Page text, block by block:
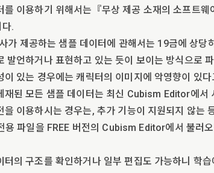
를 이용하기 위해서는『무상 제공 소재의 소프트
.
가 제공하는 샘플 데이터에 관해서는 19금에 상
발언하거나 표현하고 있는 듯이 보이는 방식으로
이 있는 경우에는 캐릭터의 이미지에 악영향이 있
재된 모든 샘플 데이터는 최신 Cubism Editor에서
을 이용하시는 경우는, 추가 기능이 지원되지 않는
용 파일을 FREE 버전의 Cubism Editor에서 불러
터의 구조를 확인하거나 일부 편집도 가능하니 학